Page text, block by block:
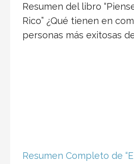
Resumen del libro
Rico” ¿Qué tienen en
personas más exitosas
Resumen Completo de